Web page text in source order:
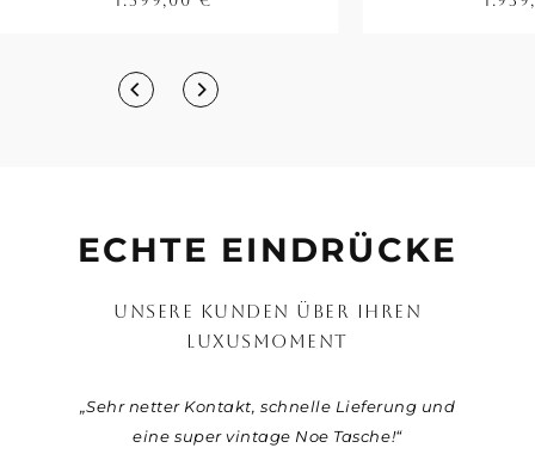
ECHTE EINDRÜCKE
UNSERE KUNDEN ÜBER IHREN
LUXUSMOMENT
„Sehr netter Kontakt, schnelle Lieferung und
eine super vintage Noe Tasche!“